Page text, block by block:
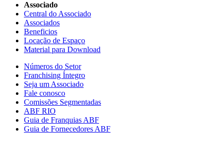
Associado
Central do Associado
Associados
Beneficios
Locação de Espaço
Material para Download
Números do Setor
Franchising Íntegro
Seja um Associado
Fale conosco
Comissões Segmentadas
ABF RIO
Guia de Franquias ABF
Guia de Fornecedores ABF